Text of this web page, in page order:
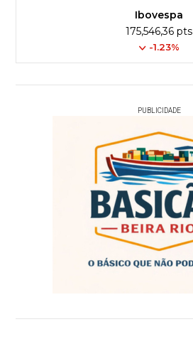
Ibovespa
175,546,36 pts
-1.23%
PUBLICIDADE